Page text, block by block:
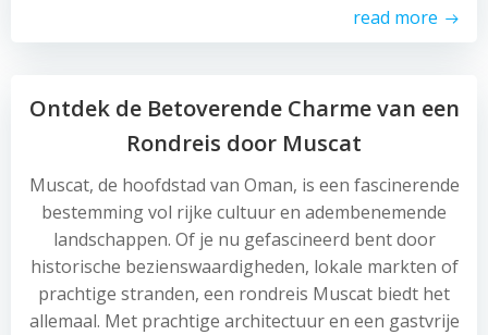
read more
Ontdek de Betoverende Charme van een
Rondreis door Muscat
Muscat, de hoofdstad van Oman, is een fascinerende
bestemming vol rijke cultuur en adembenemende
landschappen. Of je nu gefascineerd bent door
historische bezienswaardigheden, lokale markten of
prachtige stranden, een rondreis Muscat biedt het
allemaal. Met prachtige architectuur en een gastvrije